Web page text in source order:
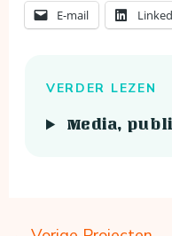
E-mail
VERDER LEZEN
Media,